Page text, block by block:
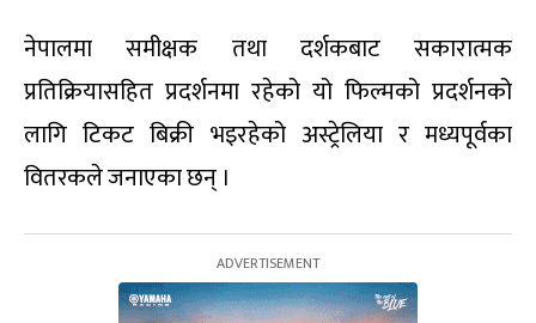
नेपालमा समीक्षक तथा दर्शकबाट सकारात्मक
प्रतिक्रियासहित प्रदर्शनमा रहेको यो फिल्मको प्रदर्शनको
लागि टिकट बिक्री भइरहेको अस्ट्रेलिया र मध्यपूर्वका
वितरकले जनाएका छन् ।